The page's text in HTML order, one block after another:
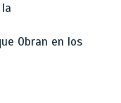
Obran en los